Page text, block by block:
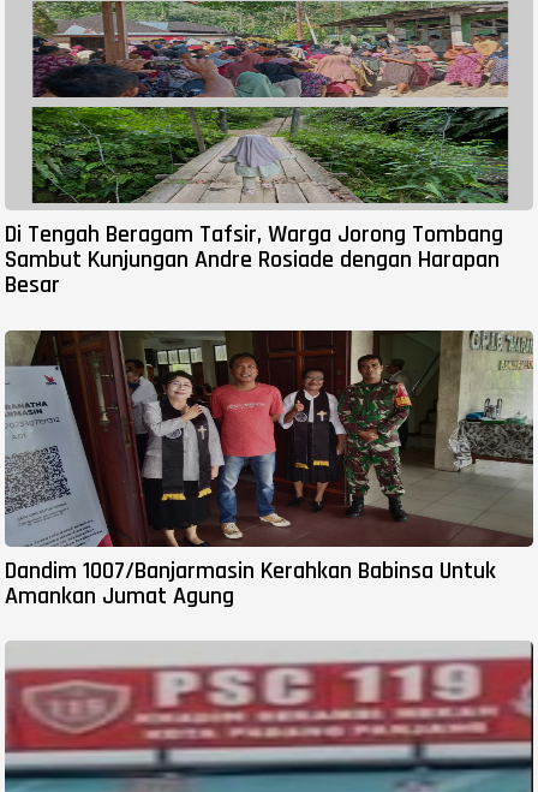
Di Tengah Beragam Tafsir, Warga Jorong Tombang
Sambut Kunjungan Andre Rosiade dengan Harapan
Besar
Dandim 1007/Banjarmasin Kerahkan Babinsa Untuk
Amankan Jumat Agung